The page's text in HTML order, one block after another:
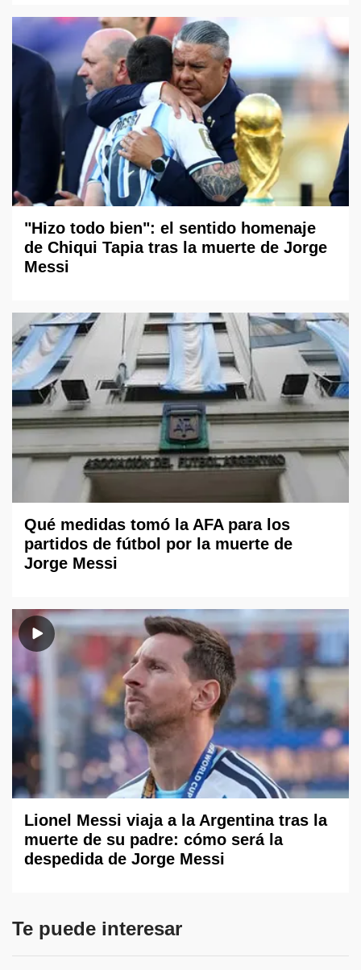
"Hizo todo bien": el sentido homenaje
de Chiqui Tapia tras la muerte de Jorge
Messi
Qué medidas tomó la AFA para los
partidos de fútbol por la muerte de
Jorge Messi
Lionel Messi viaja a la Argentina tras la
muerte de su padre: cómo será la
despedida de Jorge Messi
Te puede interesar